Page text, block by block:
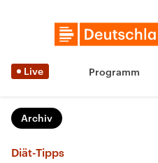
Live Programm
Archiv
Diät-Tipps